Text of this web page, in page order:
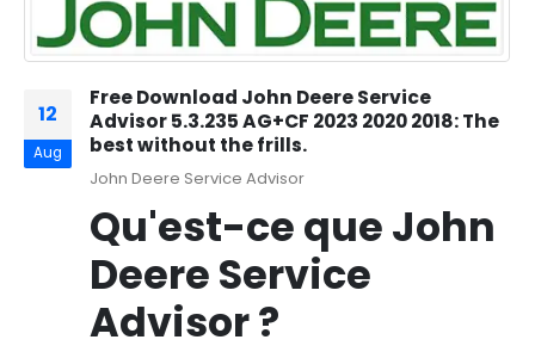
12
Aug
Free Download John Deere Service
Advisor 5.3.235 AG+CF 2023 2020 2018: The
best without the frills.
John Deere Service Advisor
Qu'est-ce que John
Deere Service
Advisor ?